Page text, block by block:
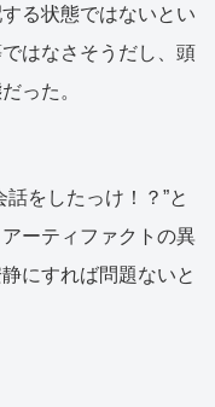
る状態ではないとい
はなさそうだし、頭
った。
をしたっけ！？”と
ーティファクトの異
にすれば問題ないと